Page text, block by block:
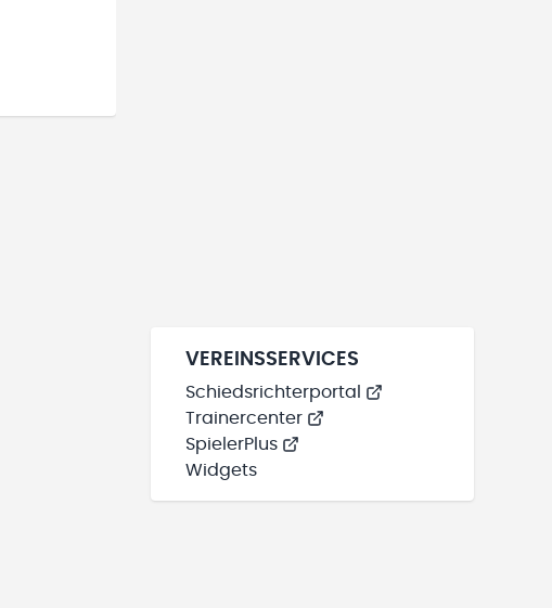
VEREINSSERVICES
Schiedsrichterportal
Trainercenter
SpielerPlus
Widgets